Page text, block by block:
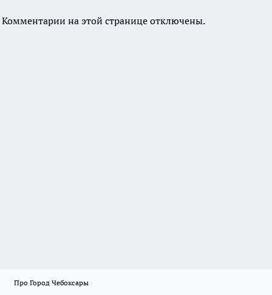
Комментарии на этой странице отключены.
Про Город Чебоксары